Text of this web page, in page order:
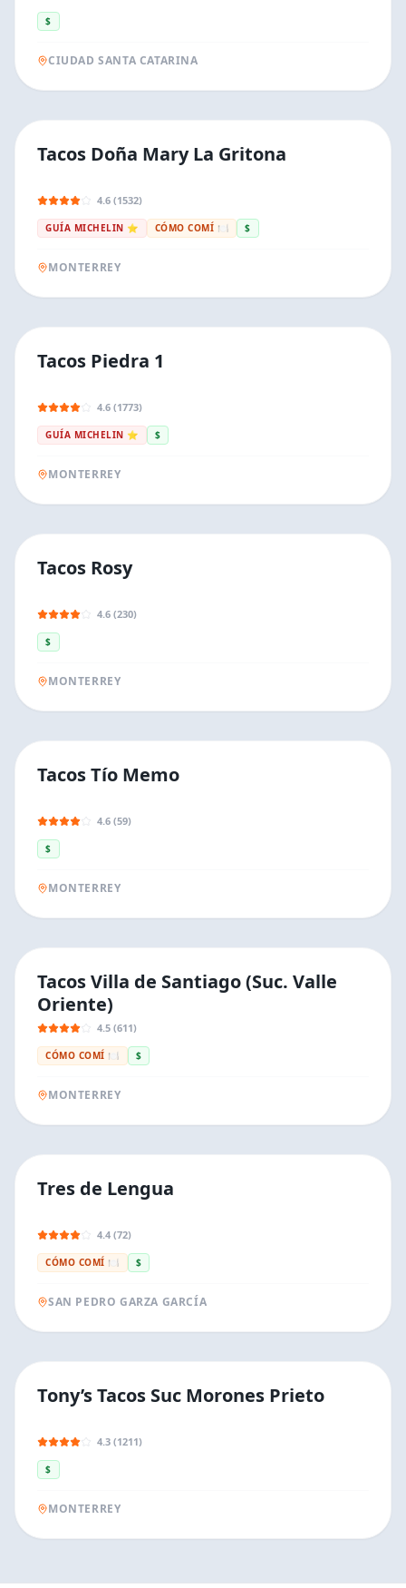
$
CIUDAD SANTA CATARINA
Tacos Doña Mary La Gritona
4.6 (1532)
GUÍA MICHELIN ⭐ CÓMO COMÍ 🍽️ $
MONTERREY
Tacos Piedra 1
4.6 (1773)
GUÍA MICHELIN ⭐ $
MONTERREY
Tacos Rosy
4.6 (230)
$
MONTERREY
Tacos Tío Memo
4.6 (59)
$
MONTERREY
Tacos Villa de Santiago (Suc. Valle
Oriente)
4.5 (611)
CÓMO COMÍ 🍽️ $
MONTERREY
Tres de Lengua
4.4 (72)
CÓMO COMÍ 🍽️ $
SAN PEDRO GARZA GARCÍA
Tony’s Tacos Suc Morones Prieto
4.3 (1211)
$
MONTERREY